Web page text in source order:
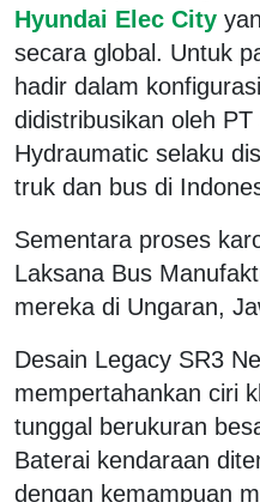
Hyundai Elec City
secara global. Untuk
hadir dalam
didistribusikan oleh
Hydraumatic selaku
truk dan bus di
Sementara proses
Laksana Bus
mereka di Ungaran,
Desain Legacy SR3
mempertahankan ciri
tunggal berukuran
Baterai kendaraan
dengan kemampuan